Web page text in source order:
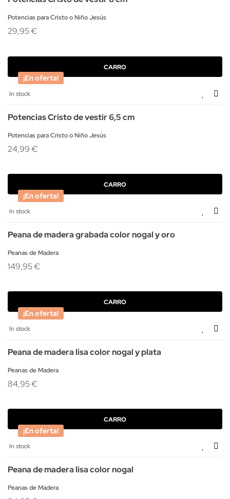
Potencias para Cristo o Niño Jesús
29,95 €
¡En oferta!
CARRO
In stock
Potencias Cristo de vestir 6,5 cm
Potencias para Cristo o Niño Jesús
24,99 €
¡En oferta!
CARRO
In stock
Peana de madera grabada color nogal y oro
Peanas de Madera
149,95 €
¡En oferta!
CARRO
In stock
Peana de madera lisa color nogal y plata
Peanas de Madera
84,95 €
¡En oferta!
CARRO
In stock
Peana de madera lisa color nogal
Peanas de Madera